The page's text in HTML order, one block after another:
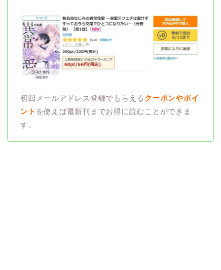
初回メールアドレス登録でもらえる クーポンやポイ
ント を使えば最新刊までお得に読むことができま
す。